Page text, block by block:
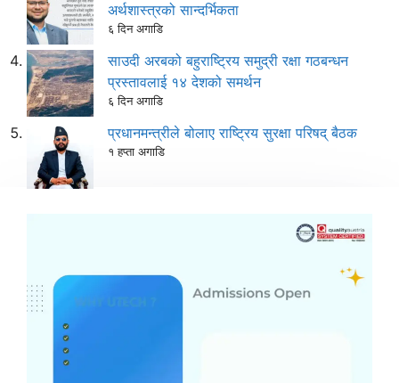
अर्थशास्त्रको सान्दर्भिकता
६ दिन अगाडि
साउदी अरबको बहुराष्ट्रिय समुद्री रक्षा गठबन्धन
प्रस्तावलाई १४ देशको समर्थन
६ दिन अगाडि
प्रधानमन्त्रीले बोलाए राष्ट्रिय सुरक्षा परिषद् बैठक
१ हप्ता अगाडि